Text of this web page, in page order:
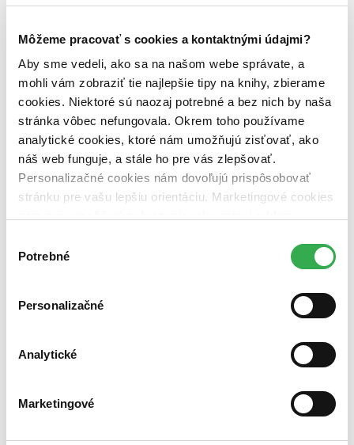
Môžeme pracovať s cookies a kontaktnými údajmi?
Aby sme vedeli, ako sa na našom webe správate, a
mohli vám zobraziť tie najlepšie tipy na knihy, zbierame
cookies. Niektoré sú naozaj potrebné a bez nich by naša
stránka vôbec nefungovala. Okrem toho používame
analytické cookies, ktoré nám umožňujú zisťovať, ako
náš web funguje, a stále ho pre vás zlepšovať.
Personalizačné cookies nám dovoľujú prispôsobovať
stránku pre vašu lepšiu orientáciu. Marketingové cookies
nám pomohlo, keby sme mohli používať všetky tieto
súhlasu
Potrebné
Personalizačné
Analytické
Marketingové
na centrálnom sklade (0 titulov)na centrálnom sklade
pripravujeme (0 titulov)pripravujeme
dostupná (bez vypredaných) (0 titulov)
dostupná (bez
vypredaných)
Nové / čítané
nová (0 titulov)nová
čítaná (0 titulov)
čítaná
čítaná - výborný stav (0 titulov)čítaná - výborný stav
čítaná - mierne opotrebovaná (0 titulov)čítaná - mierne
opotrebovaná
čítané verzie vypredaných kníh (0 titulov)čítané verzie
Top hodnotené
Najlacnejšie